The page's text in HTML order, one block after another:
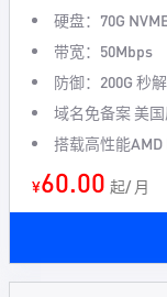
硬盘：70G
带宽：50Mbps
防御：200G 秒解
域名免备案 美
搭载高性能AMD
¥60.00 起/ 月